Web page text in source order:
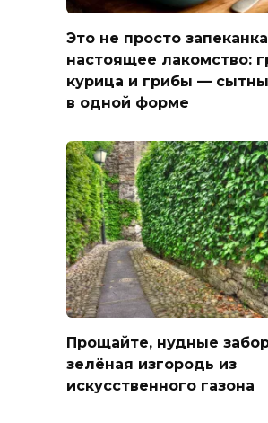
Это не просто
настоящее лакомство:
курица и грибы —
в одной форме
Прощайте, нудные
зелёная изгородь из
искусственного газона